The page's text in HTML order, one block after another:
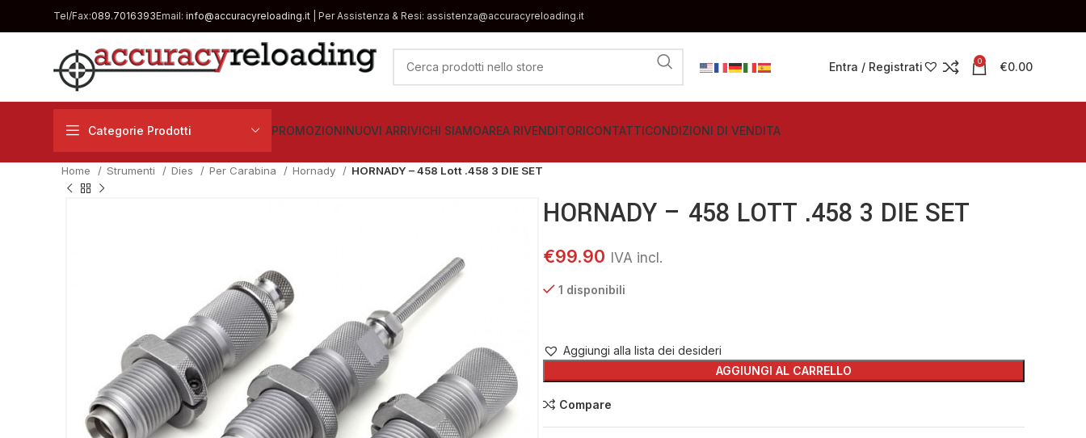
Tel/Fax:089.7016393Email: info@accuracyreloading.it | Per Assistenza & Resi: assistenza@accuracyreloading.it
Entra / Registrati 0 €0.00
Categorie Prodotti PROMOZIONINUOVI ARRIVICHI SIAMOAREA RIVENDITORICONTATTICONDIZIONI DI VENDITA
Home Strumenti Dies Per Carabina Hornady HORNADY – 458 Lott .458 3 DIE SET
HORNADY – 458 LOTT .458 3 DIE SET
€99.90
1 disponibili
AGGIUNGI AL CARRELLO
Aggiungi alla lista dei desideri
Compare